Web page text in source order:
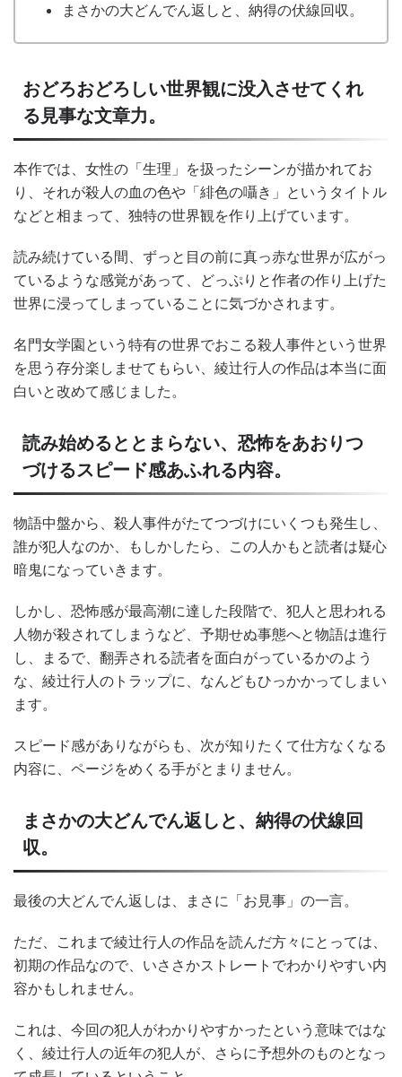
まさかの大どんでん返しと、納得の伏線回収。
おどろおどろしい世界観に没入させてくれ
る見事な文章力。
本作では、女性の「生理」を扱ったシーンが描かれてお
り、それが殺人の血の色や「緋色の囁き」というタイトル
などと相まって、独特の世界観を作り上げています。
読み続けている間、ずっと目の前に真っ赤な世界が広がっ
ているような感覚があって、どっぷりと作者の作り上げた
世界に浸ってしまっていることに気づかされます。
名門女学園という特有の世界でおこる殺人事件という世界
を思う存分楽しませてもらい、綾辻行人の作品は本当に面
白いと改めて感じました。
読み始めるととまらない、恐怖をあおりつ
づけるスピード感あふれる内容。
物語中盤から、殺人事件がたてつづけにいくつも発生し、
誰が犯人なのか、もしかしたら、この人かもと読者は疑心
暗鬼になっていきます。
しかし、恐怖感が最高潮に達した段階で、犯人と思われる
人物が殺されてしまうなど、予期せぬ事態へと物語は進行
し、まるで、翻弄される読者を面白がっているかのよう
な、綾辻行人のトラップに、なんどもひっかかってしまい
ます。
スピード感がありながらも、次が知りたくて仕方なくなる
内容に、ページをめくる手がとまりません。
まさかの大どんでん返しと、納得の伏線回
収。
最後の大どんでん返しは、まさに「お見事」の一言。
ただ、これまで綾辻行人の作品を読んだ方々にとっては、
初期の作品なので、いささかストレートでわかりやすい内
容かもしれません。
これは、今回の犯人がわかりやすかったという意味ではな
く、綾辻行人の近年の犯人が、さらに予想外のものとなっ